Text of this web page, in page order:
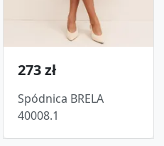
273 zł
Spódnica BRELA
40008.1